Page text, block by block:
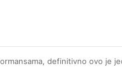
definitivno ovo je